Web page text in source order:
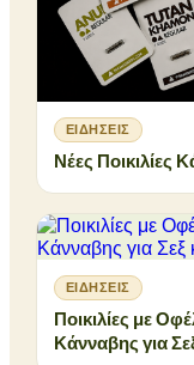
ΕΙΔΉΣΕΙΣ
Νέες
ΕΙΔΉΣΕΙΣ
Ποικιλίες με
Κάνναβης για